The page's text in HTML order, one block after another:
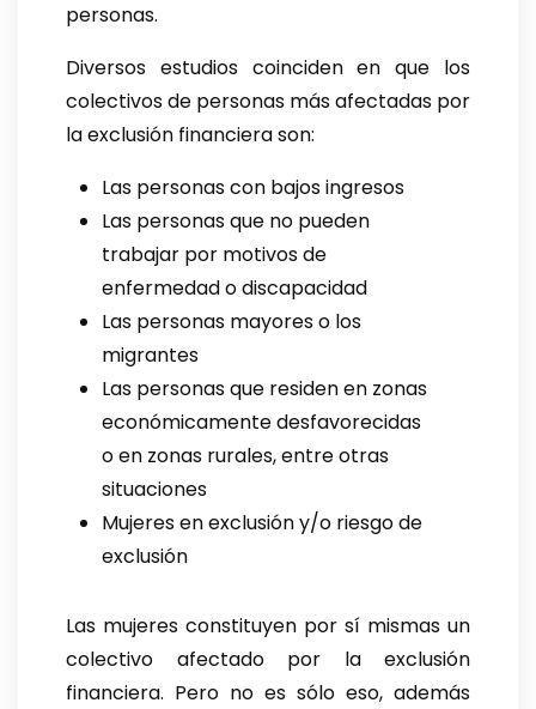
personas.
Diversos estudios coinciden en que los
colectivos de personas más afectadas por
la exclusión financiera son:
Las personas con bajos ingresos
Las personas que no pueden
trabajar por motivos de
enfermedad o discapacidad
Las personas mayores o los
migrantes
Las personas que residen en zonas
económicamente desfavorecidas
o en zonas rurales, entre otras
situaciones
Mujeres en exclusión y/o riesgo de
exclusión
Las mujeres constituyen por sí mismas un
colectivo afectado por la exclusión
financiera. Pero no es sólo eso, además